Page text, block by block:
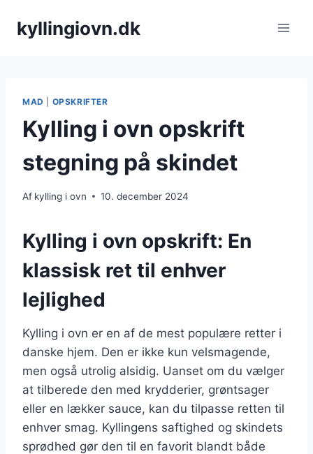
kyllingiovn.dk
MAD OPSKRIFTER
Kylling i ovn opskrift
stegning på skindet
Af kylling i ovn 10. december 2024
Kylling i ovn opskrift: En
klassisk ret til enhver
lejlighed
Kylling i ovn er en af de mest populære retter i
danske hjem. Den er ikke kun velsmagende,
men også utrolig alsidig. Uanset om du vælger
at tilberede den med krydderier, grøntsager
eller en lækker sauce, kan du tilpasse retten til
enhver smag. Kyllingens saftighed og skindets
sprødhed gør den til en favorit blandt både